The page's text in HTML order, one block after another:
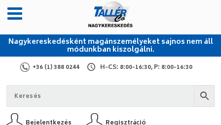
Nagykereskedésként magánszemélyeket sajnos nem áll
módunkban kiszolgálni.
+36 (1) 388 0244 H-CS: 8:00-16:30, P: 8:00-16:30